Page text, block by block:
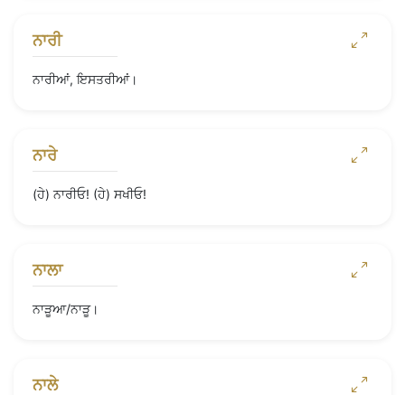
ਨਾਰੀ
ਨਾਰੀਆਂ, ਇਸਤਰੀਆਂ।
ਨਾਰੇ
(ਹੇ) ਨਾਰੀਓ! (ਹੇ) ਸਖੀਓ!
ਨਾਲਾ
ਨਾੜੂਆ/ਨਾੜੂ।
ਨਾਲੇ